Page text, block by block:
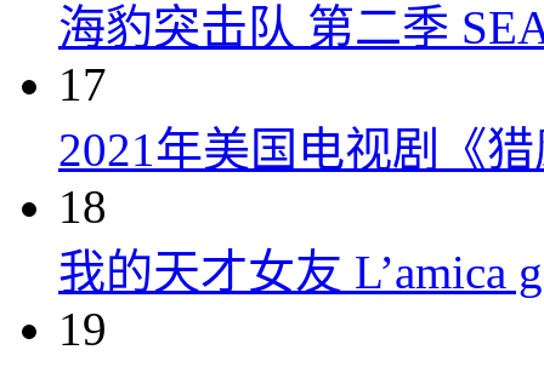
海豹突击队 第二季
17
2021年美国电视剧《
18
我的天才女友 L’amica
19